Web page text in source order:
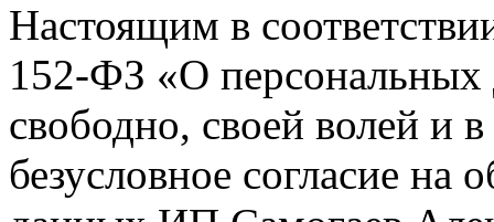
Настоящим в
152-ФЗ «О персональных
свободно, своей волей и
безусловное согласие на